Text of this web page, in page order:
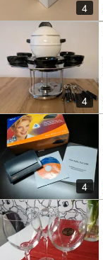
4
4
4